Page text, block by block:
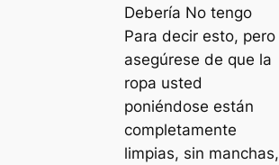
Debería No tengo
Para decir esto, pero
asegúrese de que la
ropa usted
poniéndose están
completamente
limpias, sin manchas,